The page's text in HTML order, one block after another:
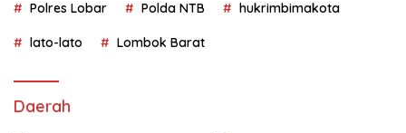
Polres Lobar Polda NTB hukrimbimakota
lato-lato Lombok Barat
Daerah